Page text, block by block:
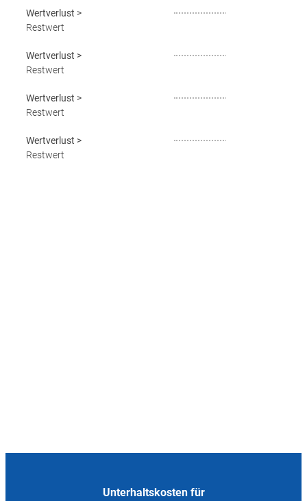
Wertverlust >
Restwert
Wertverlust >
Restwert
Wertverlust >
Restwert
Wertverlust >
Restwert
Unterhaltskosten für